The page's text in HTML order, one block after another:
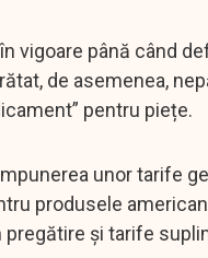
vigoare până când
de asemenea,
pentru piețe.
unor tarife
produsele
și tarife